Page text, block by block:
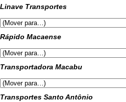
Linave Transportes
Rápido Macaense
Transportadora Macabu
Transportes Santo Antônio